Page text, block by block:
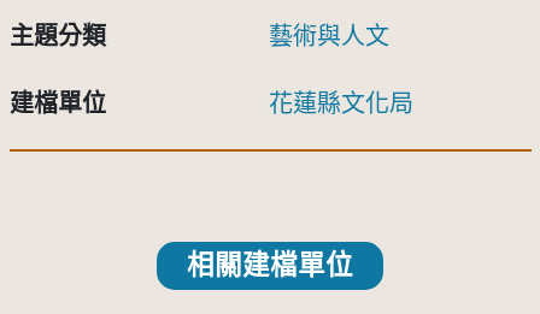
主題分類 藝術與人文
建檔單位 花蓮縣文化局
相關建檔單位